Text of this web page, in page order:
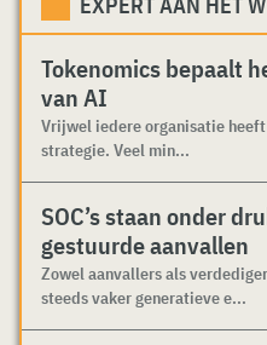
Tokenomics bepaalt
van AI
Vrijwel iedere organisatie
strategie. Veel min...
SOC’s staan onder
gestuurde aanvallen
Zowel aanvallers als
steeds vaker generatieve e...